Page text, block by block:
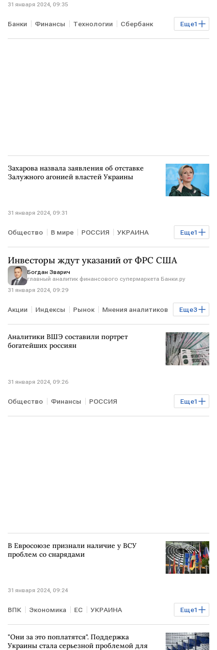
31 января 2024, 09:35
Еще1
Банки Финансы Технологии Сбербанк
iOS мобильное приложение
Захарова назвала заявления об отставке
Залужного агонией властей Украины
31 января 2024, 09:31
Еще1
Общество В мире РОССИЯ УКРАИНА
Валерий Залужный
Инвесторы ждут указаний от ФРС США
Богдан Зварич
главный аналитик финансового супермаркета Банки.ру
31 января 2024, 09:29
Еще3
Акции Индексы Рынок Мнения аналитиков
ставки ФРС США индекс Мосбиржи
Курсы валют
Аналитики ВШЭ составили портрет
богатейших россиян
31 января 2024, 09:26
Еще1
Общество Финансы РОССИЯ
состояние миллиардеров
В Евросоюзе признали наличие у ВСУ
проблем со снарядами
31 января 2024, 09:24
Еще1
ВПК Экономика ЕС УКРАИНА
военная помощь
"Они за это поплатятся". Поддержка
Украины стала серьезной проблемой для